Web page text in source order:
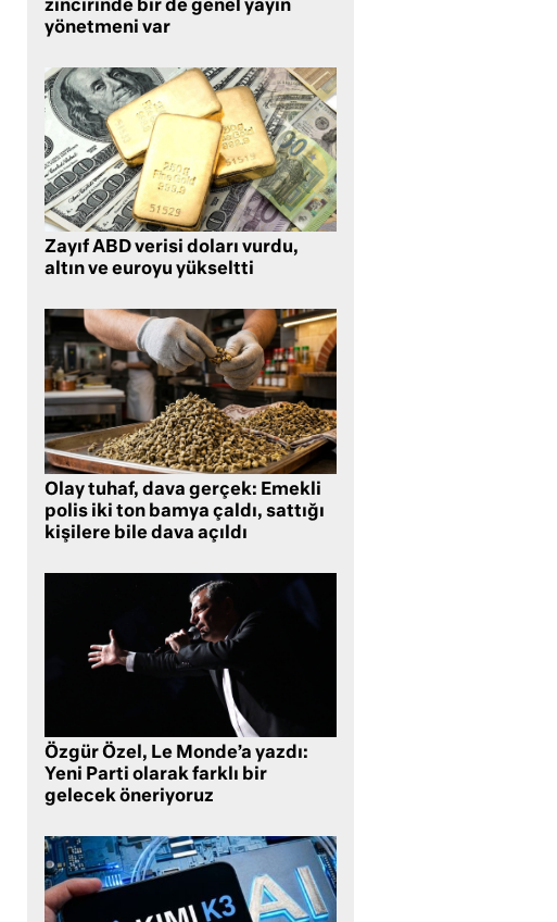
zincirinde bir de genel yayın
yönetmeni var
Zayıf ABD verisi doları vurdu,
altın ve euroyu yükseltti
Olay tuhaf, dava gerçek: Emekli
polis iki ton bamya çaldı, sattığı
kişilere bile dava açıldı
Özgür Özel, Le Monde’a yazdı:
Yeni Parti olarak farklı bir
gelecek öneriyoruz